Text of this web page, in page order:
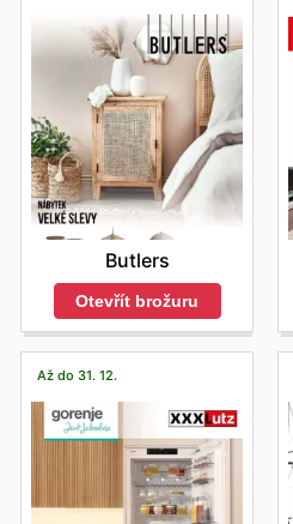
Butlers
Otevřít brožuru
Až do 31. 12.